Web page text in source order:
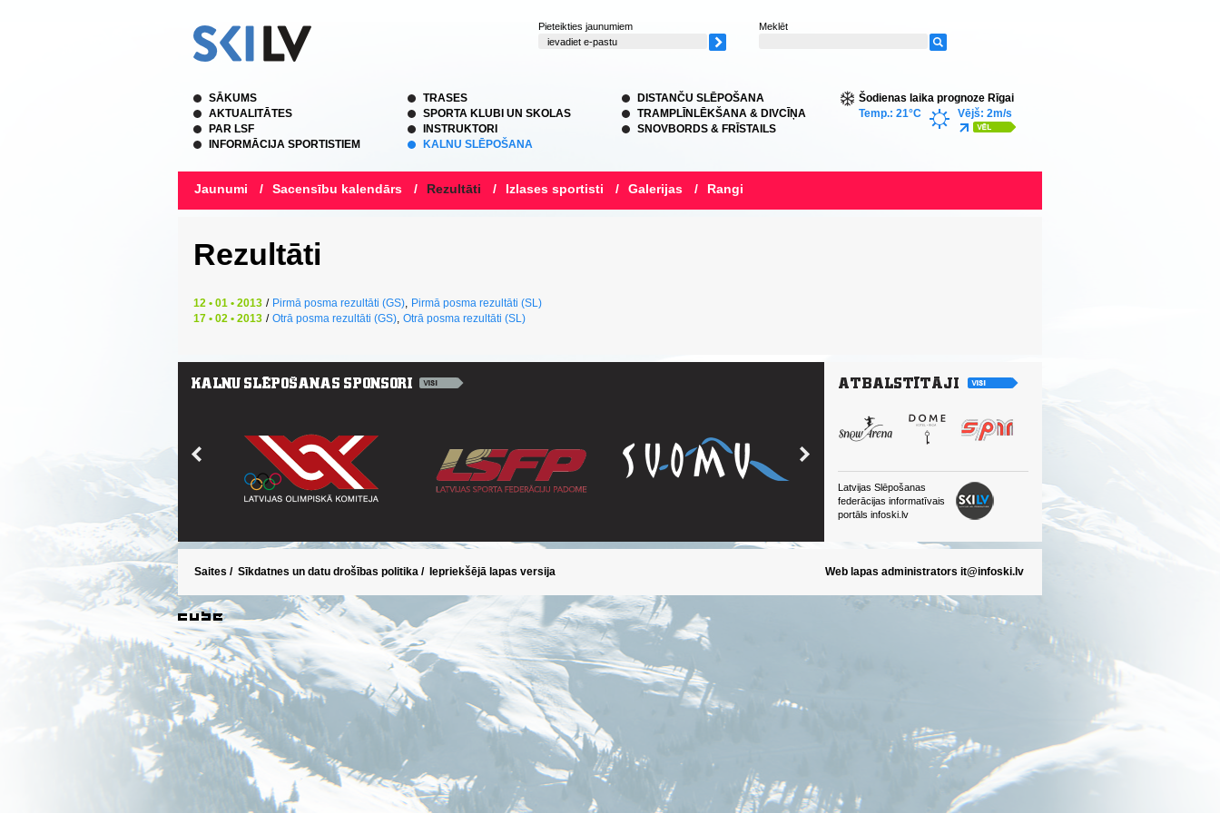
Pieteikties jaunumiem Meklēt
SĀKUMS
AKTUALITĀTES
PAR LSF
INFORMĀCIJA SPORTISTIEM
TRASES
SPORTA KLUBI UN SKOLAS
INSTRUKTORI
KALNU SLĒPOŠANA
DISTANČU SLĒPOŠANA
TRAMPLĪNLĒKŠANA & DIVCĪŅA
SNOVBORDS & FRĪSTAILS
Šodienas laika prognoze Rīgai
Temp.: 21°C
Vējš: 2m/s
Jaunumi / Sacensību kalendārs / Rezultāti / Izlases sportisti / Galerijas / Rangi
Rezultāti
12 • 01 • 2013 / Pirmā posma rezultāti (GS), Pirmā posma rezultāti (SL)
17 • 02 • 2013 / Otrā posma rezultāti (GS), Otrā posma rezultāti (SL)
Latvijas Slēpošanas
federācijas informatīvais
portāls infoski.lv
Saites / Sīkdatnes un datu drošības politika / Iepriekšējā lapas versija Web lapas administrators it@infoski.lv